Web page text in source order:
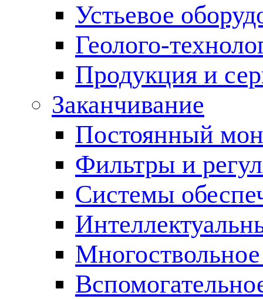
Устьевое
Геолого-
Продукция и
Заканчивание
Постоянный
Фильтры и
Cистемы